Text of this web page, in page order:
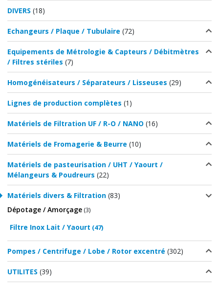
DIVERS (18)
Echangeurs / Plaque / Tubulaire (72)
Equipements de Métrologie & Capteurs / Débitmètres
/ Filtres stériles (7)
Homogénéisateurs / Séparateurs / Lisseuses (29)
Lignes de production complètes (1)
Matériels de Filtration UF / R-O / NANO (16)
Matériels de Fromagerie & Beurre (10)
Matériels de pasteurisation / UHT / Yaourt /
Mélangeurs & Poudreurs (22)
Matériels divers & Filtration (83)
Dépotage / Amorçage(3)
Filtre Inox Lait / Yaourt (47)
Pompes / Centrifuge / Lobe / Rotor excentré (302)
UTILITES (39)